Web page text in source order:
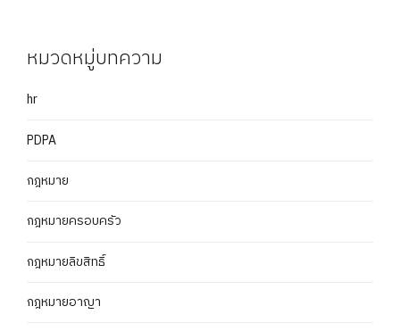
หมวดหมู่บทความ
hr
PDPA
กฎหมาย
กฎหมายครอบครัว
กฎหมายลิขสิทธิ์
กฎหมายอาญา